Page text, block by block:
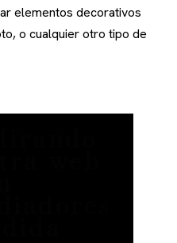
elementos decorativos
o cualquier otro tipo de